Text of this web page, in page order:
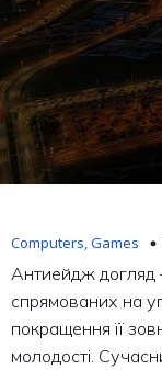
Computers, Games
Антиейдж догляд
спрямованих на
покращення її
молодості.